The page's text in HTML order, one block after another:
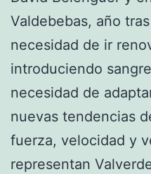
Valdebebas, año
necesidad de ir
introduciendo
necesidad de
nuevas tendencias
fuerza, velocidad y
representan